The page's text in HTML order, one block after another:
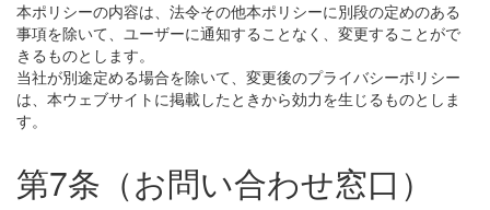
本ポリシーの内容は、法令その他本ポリシーに別段の定めのある
事項を除いて、ユーザーに通知することなく、変更することがで
きるものとします。
当社が別途定める場合を除いて、変更後のプライバシーポリシー
は、本ウェブサイトに掲載したときから効力を生じるものとしま
す。
第7条（お問い合わせ窓口）